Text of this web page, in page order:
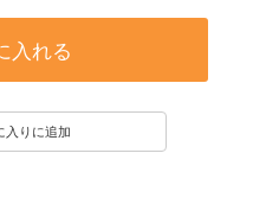
入れる
入りに追加